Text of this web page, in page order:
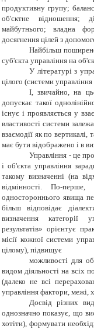
продуктивну групу;
об'єктне відношення;
майбутнього; владна
досягнення цілей з
Найбільш
суб'єкта управління на
У літературі з
цілого (системи
І, звичайно, на
допускає такої
існує і проявляється у
властивості системи
взаємодії як по
має бути відображено і в
Управління - це
і об'єкта управління
такому визначенні (на
відмінності. По-
одностороннього явища
більш відповідає
визначення категорії
результатів» орієнтує
місії кожної системи
цілому), підвищує
можливості для
видом діяльності на всіх
(далеко не всі
управління фактори, межі,
Досвід різних
однозначно показує, що
хотіти), формувати